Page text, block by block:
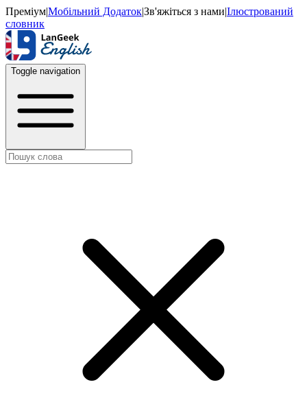
Преміум|Мобільний Додаток|Зв'яжіться з нами|Ілюстрований
словник
Toggle navigation